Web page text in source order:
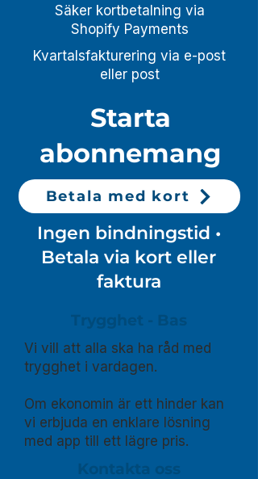
Säker kortbetalning via
Shopify Payments
Kvartalsfakturering via e-post
eller post
Starta
abonnemang
Betala med kort
Ingen bindningstid •
Betala via kort eller
faktura
Trygghet - Bas
Vi vill att alla ska ha råd med
trygghet i vardagen.
Om ekonomin är ett hinder kan
vi erbjuda en enklare lösning
med app till ett lägre pris.​
Kontakta oss